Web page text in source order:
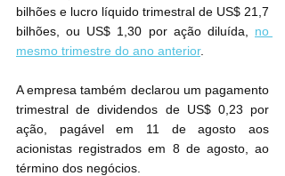
bilhões e lucro líquido trimestral de US$ 21,7
bilhões, ou US$ 1,30 por ação diluída, no
mesmo trimestre do ano anterior.
A empresa também declarou um pagamento
trimestral de dividendos de US$ 0,23 por
ação, pagável em 11 de agosto aos
acionistas registrados em 8 de agosto, ao
término dos negócios.